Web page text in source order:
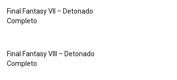
Final Fantasy VII – Detonado
Completo
Final Fantasy VIII – Detonado
Completo